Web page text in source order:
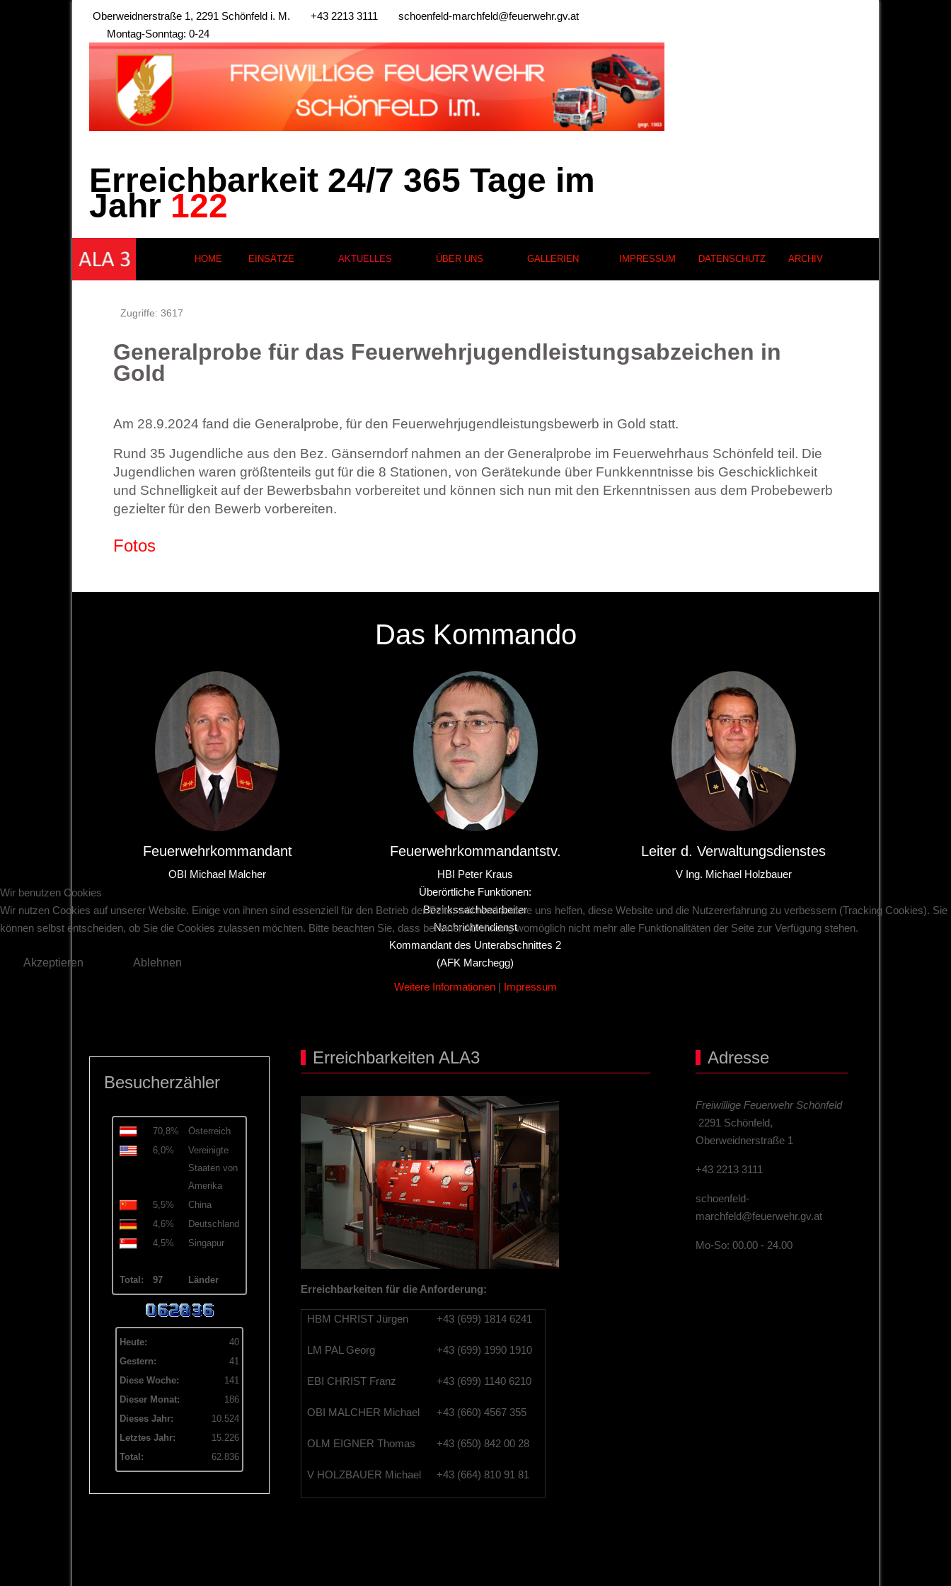
Oberweidnerstraße 1, 2291 Schönfeld i. M. +43 2213 3111
schoenfeld-marchfeld@feuerwehr.gv.at
Montag-Sonntag: 0-24
Erreichbarkeit 24/7 365 Tage im
Jahr 122
HOME EINSÄTZE AKTUELLES ÜBER UNS GALLERIEN IMPRESSUM DATENSCHUTZ ARCHIV
Zugriffe: 3617
Generalprobe für das Feuerwehrjugendleistungsabzeichen in
Gold
Am 28.9.2024 fand die Generalprobe, für den Feuerwehrjugendleistungsbewerb in Gold statt.
Rund 35 Jugendliche aus den Bez. Gänserndorf nahmen an der Generalprobe im Feuerwehrhaus Schönfeld teil. Die
Jugendlichen waren größtenteils gut für die 8 Stationen, von Gerätekunde über Funkkenntnisse bis Geschicklichkeit
und Schnelligkeit auf der Bewerbsbahn vorbereitet und können sich nun mit den Erkenntnissen aus dem Probebewerb
gezielter für den Bewerb vorbereiten.
Fotos
Das Kommando
Feuerwehrkommandant
OBI Michael Malcher
Feuerwehrkommandantstv.
HBI Peter Kraus
Überörtliche Funktionen:
Bezirkssachbearbeiter
Nachrichtendienst
Kommandant des Unterabschnittes 2
(AFK Marchegg)
Leiter d. Verwaltungsdienstes
V Ing. Michael Holzbauer
Besucherzähler
70,8%
Österreich
6,0%
Vereinigte
Staaten von
Amerika
5,5%
China
4,6%
Deutschland
4,5%
Singapur
Total: 97 Länder
Heute:
40
Gestern:
41
Diese Woche:
141
Dieser Monat:
186
Dieses Jahr:
10.524
Letztes Jahr:
15.226
Total:
62.836
Erreichbarkeiten ALA3
Erreichbarkeiten für die Anforderung:
HBM CHRIST Jürgen +43 (699) 1814 6241
LM PAL Georg +43 (699) 1990 1910
EBI CHRIST Franz +43 (699) 1140 6210
OBI MALCHER Michael +43 (660) 4567 355
OLM EIGNER Thomas +43 (650) 842 00 28
V HOLZBAUER Michael +43 (664) 810 91 81
Adresse
Freiwillige Feuerwehr Schönfeld
2291 Schönfeld,
Oberweidnerstraße 1
+43 2213 3111
schoenfeld-
marchfeld@feuerwehr.gv.at
Mo-So: 00.00 - 24.00
Wir benutzen Cookies
Wir nutzen Cookies auf unserer Website. Einige von ihnen sind essenziell für den Betrieb der Seite, während andere uns helfen, diese Website und die Nutzererfahrung zu verbessern (Tracking Cookies). Sie
können selbst entscheiden, ob Sie die Cookies zulassen möchten. Bitte beachten Sie, dass bei einer Ablehnung womöglich nicht mehr alle Funktionalitäten der Seite zur Verfügung stehen.
Akzeptieren
Ablehnen
Weitere Informationen | Impressum